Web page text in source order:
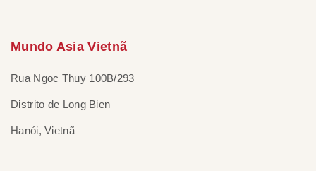
Mundo Asia Vietnã
Rua Ngoc Thuy 100B/293
Distrito de Long Bien
Hanói, Vietnã